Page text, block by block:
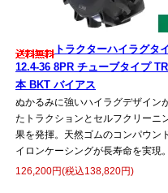
トラクターハイラグタ
12.4-36 8PR チューブタイプ
本 BKT バイアス
ぬかるみに強いハイラグデザイン
たトラクションとセルフクリーニ
果を発揮。天然ゴムのコンパウン
イロンケーシングが長寿命を実現
126,200円(税込138,820円)